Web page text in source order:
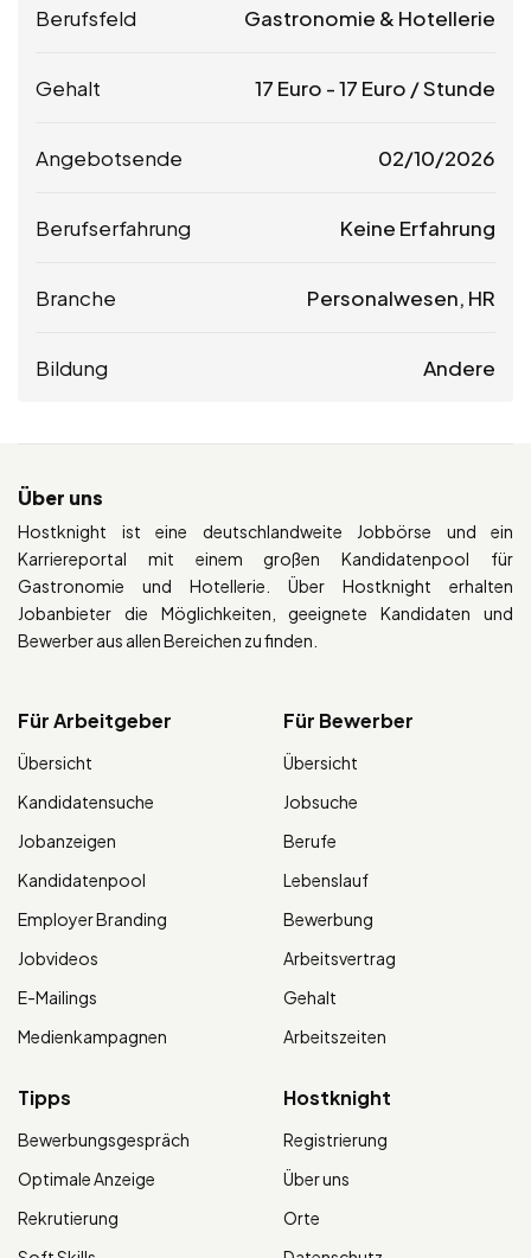
Berufsfeld Gastronomie & Hotellerie
Gehalt 17 Euro -17 Euro / Stunde
Angebotsende 02/10/2026
Berufserfahrung Keine Erfahrung
Branche Personalwesen, HR
Bildung Andere
Über uns
Hostknight ist eine deutschlandweite Jobbörse und ein
Karriereportal mit einem großen Kandidatenpool für
Gastronomie und Hotellerie. Über Hostknight erhalten
Jobanbieter die Möglichkeiten, geeignete Kandidaten und
Bewerber aus allen Bereichen zu finden.
Für Arbeitgeber
Übersicht
Kandidatensuche
Jobanzeigen
Kandidatenpool
Employer Branding
Jobvideos
E-Mailings
Medienkampagnen
Für Bewerber
Übersicht
Jobsuche
Berufe
Lebenslauf
Bewerbung
Arbeitsvertrag
Gehalt
Arbeitszeiten
Tipps
Bewerbungsgespräch
Optimale Anzeige
Rekrutierung
Hostknight
Registrierung
Über uns
Orte